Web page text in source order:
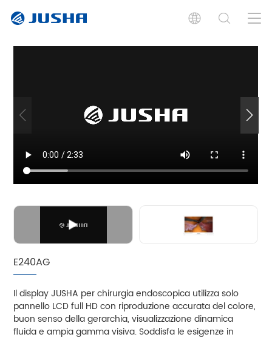
Introduzione Specifiche
E240AG
Il display JUSHA per chirurgia endoscopica utilizza solo
pannello LCD full HD con riproduzione accurata del colore,
buon senso della gerarchia, visualizzazione dinamica
fluida e ampia gamma visiva. Soddisfa le esigenze in